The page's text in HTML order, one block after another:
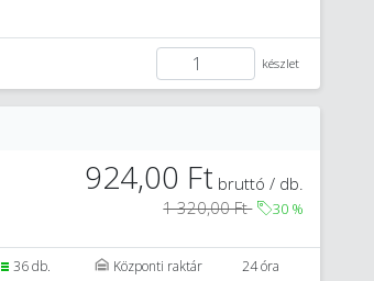
készlet
924,00 Ft bruttó / db.
1 320,00 Ft
30 %
36 db. Központi raktár
24 óra